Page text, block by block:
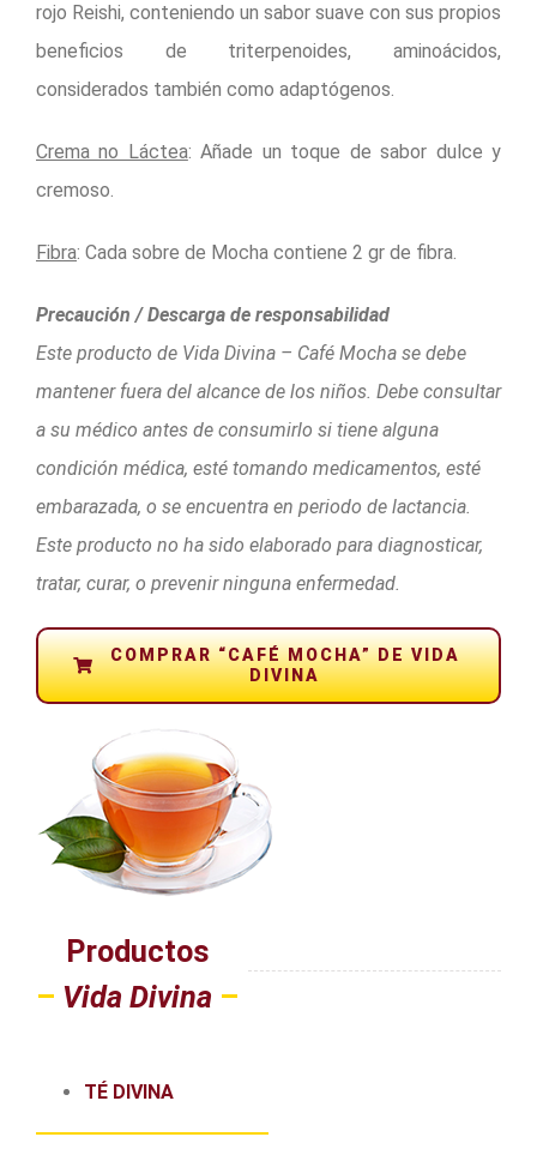
rojo Reishi, conteniendo un sabor suave con sus propios
beneficios de triterpenoides, aminoácidos,
considerados también como adaptógenos.
Crema no Láctea: Añade un toque de sabor dulce y
cremoso.
Fibra: Cada sobre de Mocha contiene 2 gr de fibra.
Precaución / Descarga de responsabilidad
Este producto de Vida Divina – Café Mocha se debe
mantener fuera del alcance de los niños. Debe consultar
a su médico antes de consumirlo si tiene alguna
condición médica, esté tomando medicamentos, esté
embarazada, o se encuentra en periodo de lactancia.
Este producto no ha sido elaborado para diagnosticar,
tratar, curar, o prevenir ninguna enfermedad.
COMPRAR “CAFÉ MOCHA” DE VIDA
DIVINA
Productos
– Vida Divina –
TÉ DIVINA